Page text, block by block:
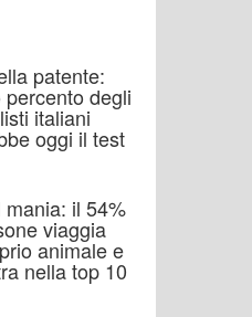
patente:
degli
italiani
oggi il test
mania: il 54%
viaggia
animale e
nella top 10